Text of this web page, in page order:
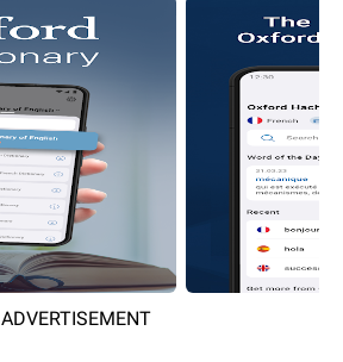
ADVERTISEMENT